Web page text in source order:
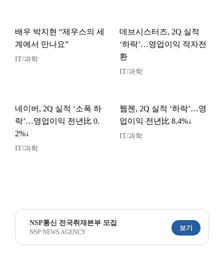
배우 박지현 “제우스의 세
계에서 만나요”
IT/과학
데브시스터즈, 2Q 실적
‘하락’…영업이익 적자전
환
IT/과학
네이버, 2Q 실적 ‘소폭 하
락’…영업이익 전년比 0.
2%↓
IT/과학
웹젠, 2Q 실적 ‘하락’…영
업이익 전년比 8.4%↓
IT/과학
NSP통신 전국취재본부 모집
NSP NEWS AGENCY
보기